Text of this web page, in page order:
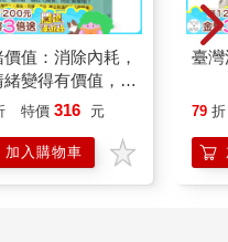
值：消除內耗，
緒變得有價值，跟
自在相處
特價 316 元
加入購物車
臺
79 折